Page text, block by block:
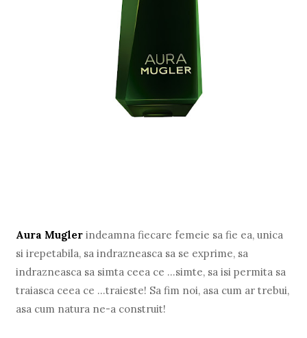
Aura Mugler indeamna fiecare femeie sa fie ea, unica
si irepetabila, sa indrazneasca sa se exprime, sa
indrazneasca sa simta ceea ce ...simte, sa isi permita sa
traiasca ceea ce ...traieste! Sa fim noi, asa cum ar trebui,
asa cum natura ne-a construit!